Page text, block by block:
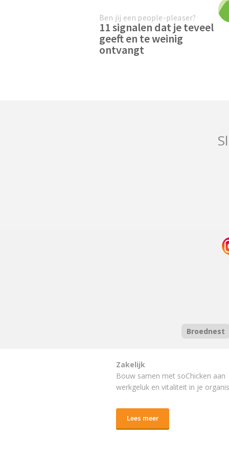
Ben jij een people-pleaser?
11 signalen dat je teveel
geeft en te weinig
ontvangt
Broednest
Zakelijk
Bouw samen met soChicken aan
werkgeluk en vitaliteit in je
Lees meer